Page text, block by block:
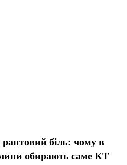
біль: чому в
обирають саме КТ